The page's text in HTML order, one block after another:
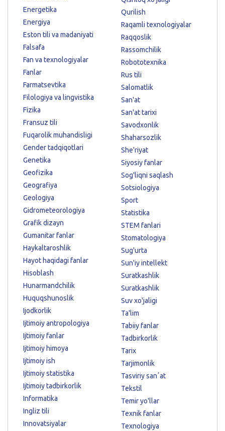
Energetika
Energiya
Eston tili va madaniyati
Falsafa
Fan va texnologiyalar
Fanlar
Farmatsevtika
Filologiya va lingvistika
Fizika
Fransuz tili
Fuqarolik muhandisligi
Gender tadqiqotlari
Genetika
Geofizika
Geografiya
Geologiya
Gidrometeorologiya
Grafik dizayn
Gumanitar fanlar
Haykaltaroshlik
Hayot haqidagi fanlar
Hisoblash
Hunarmandchilik
Huquqshunoslik
Ijodkorlik
Ijtimoiy antropologiya
Ijtimoiy fanlar
Ijtimoiy himoya
Ijtimoiy ish
Ijtimoiy statistika
Ijtimoiy tadbirkorlik
Informatika
Ingliz tili
Innovatsiyalar
Qurilish
Raqamli texnologiyalar
Raqqoslik
Rassomchilik
Robototexnika
Rus tili
Salomatlik
San'at
San'at tarixi
Savodxonlik
Shaharsozlik
She'riyat
Siyosiy fanlar
Sog'liqni saqlash
Sotsiologiya
Sport
Statistika
STEM fanlari
Stomatologiya
Sug'urta
Sun'iy intellekt
Suratkashlik
Suratkashlik
Suv xo'jaligi
Ta'lim
Tabiiy fanlar
Tadbirkorlik
Tarix
Tarjimonlik
Tasviriy sanʼat
Tekstil
Temir yo'llar
Texnik fanlar
Texnologiya